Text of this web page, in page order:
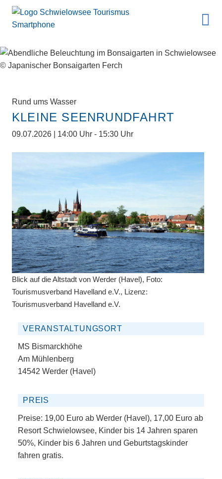
Rund ums Wasser
KLEINE SEENRUNDFAHRT
09.07.2026 | 14:00 Uhr - 15:30 Uhr
Blick auf die Altstadt von Werder (Havel), Foto:
Tourismusverband Havelland e.V., Lizenz:
Tourismusverband Havelland e.V.
VERANSTALTUNGSORT
MS Bismarckhöhe
Am Mühlenberg
14542 Werder (Havel)
PREIS
Preise: 19,00 Euro ab Werder (Havel), 17,00 Euro ab
Resort Schwielowsee, Kinder bis 14 Jahren sparen
50%, Kinder bis 6 Jahren und Geburtstagskinder
fahren gratis.